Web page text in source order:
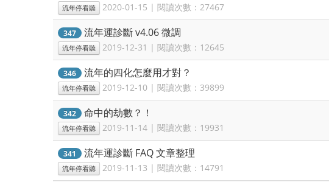
流年停看聽 2020-01-15 | 閱讀次數：27467
347 流年運診斷 v4.06 微調
流年停看聽 2019-12-31 | 閱讀次數：12645
346 流年的四化怎麼用才對？
流年停看聽 2019-12-10 | 閱讀次數：39899
342 命中的劫數？！
流年停看聽 2019-11-14 | 閱讀次數：19931
341 流年運診斷 FAQ 文章整理
流年停看聽 2019-11-13 | 閱讀次數：14791